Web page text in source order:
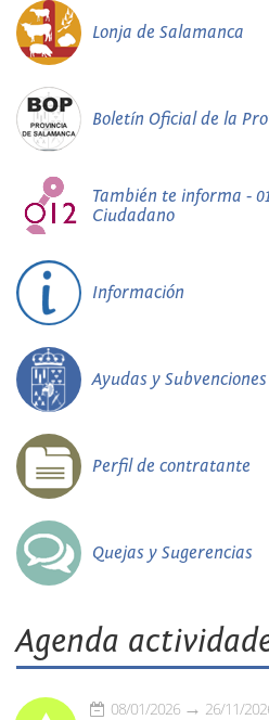
Lonja de Salamanca
Boletín Oficial de la
También te informa -
Ciudadano
Información
Ayudas y Subvenciones
Perfil de contratante
Quejas y Sugerencias
Agenda
08/01/2026 26/11/